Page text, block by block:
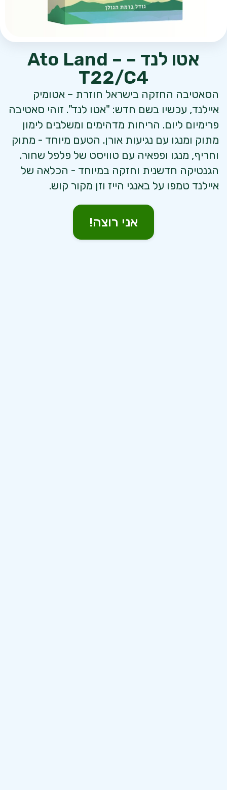
אטו לנד – Ato Land –
T22/C4
הסאטיבה החזקה בישראל חוזרת – אטומיק
איילנד, עכשיו בשם חדש: "אטו לנד". זוהי סאטיבה
פרימיום ליום. הריחות מדהימים ומשלבים לימון
מתוק ומנגו עם נגיעות אורן. הטעם מיוחד - מתוק
וחריף, מנגו ופפאיה עם טוויסט של פלפל שחור.
הגנטיקה חדשנית וחזקה במיוחד - הכלאה של
איילנד טמפו על באנגי הייז וזן מקור קוש.
אני רוצה!